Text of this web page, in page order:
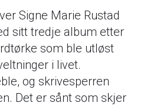
Signe Marie Rustad
sitt tredje album etter
som ble utløst
i livet.
og skrivesperren
Det er sånt som skjer